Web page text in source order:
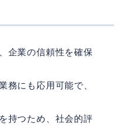
企業の信頼性を確保
務にも応用可能で、
持つため、社会的評